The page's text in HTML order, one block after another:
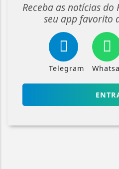
Receba as notícias do
seu app favorito
Telegram